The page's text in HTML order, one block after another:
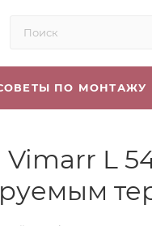
ПО МОНТАЖУ
L